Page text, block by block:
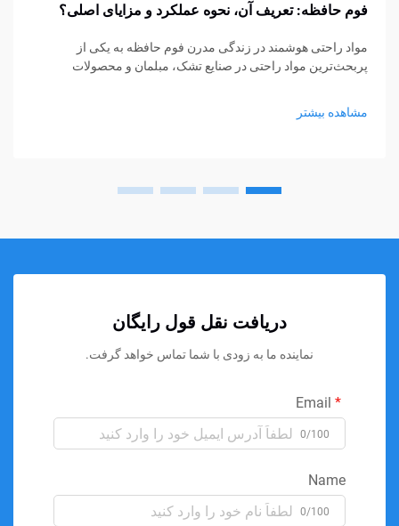
فوم حافظه: تعریف آن، نحوه عملکرد و مزایای اصلی؟
مواد راحتی هوشمند در زندگی مدرن فوم حافظه به یکی از
پربحث‌ترین مواد راحتی در صنایع تشک، مبلمان و محصولات
مشاهده بیشتر
دریافت نقل قول رایگان
نماینده ما به زودی با شما تماس خواهد گرفت.
0/100
Name
0/100